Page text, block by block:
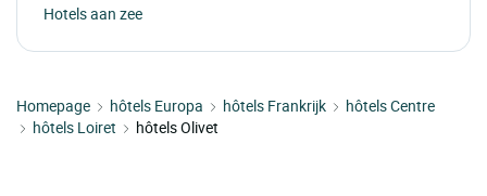
Hotels aan zee
Homepage hôtels Europa hôtels Frankrijk
hôtels Centre
hôtels Loiret
hôtels Olivet